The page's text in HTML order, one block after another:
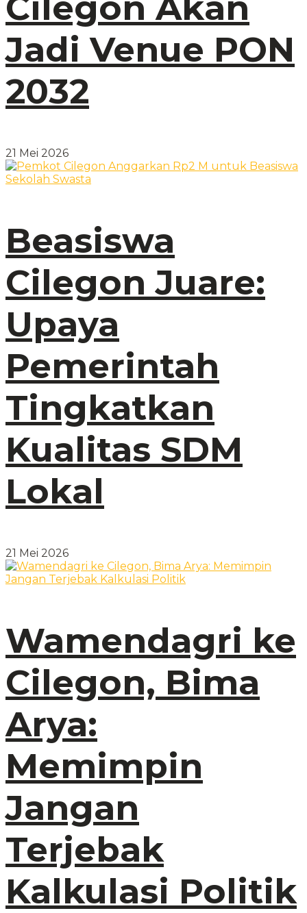
Jadi Venue PON
2032
21 Mei 2026
Beasiswa
Cilegon Juare:
Upaya
Pemerintah
Tingkatkan
Kualitas SDM
Lokal
21 Mei 2026
Wamendagri ke
Cilegon, Bima
Arya:
Memimpin
Jangan
Terjebak
Kalkulasi Politik